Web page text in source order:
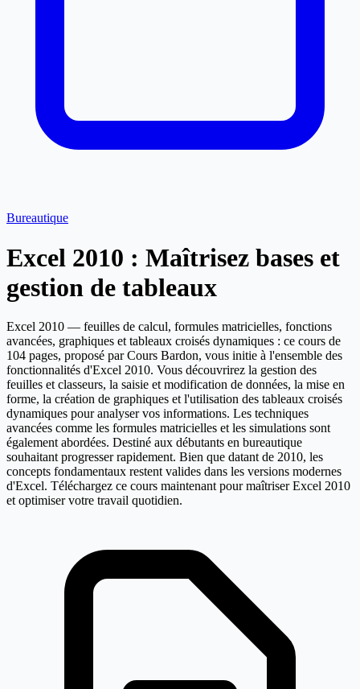
Bureautique
Excel 2010 : Maîtrisez bases et
gestion de tableaux
Excel 2010 — feuilles de calcul, formules matricielles, fonctions
avancées, graphiques et tableaux croisés dynamiques : ce cours de
104 pages, proposé par Cours Bardon, vous initie à l'ensemble des
fonctionnalités d'Excel 2010. Vous découvrirez la gestion des
feuilles et classeurs, la saisie et modification de données, la mise en
forme, la création de graphiques et l'utilisation des tableaux croisés
dynamiques pour analyser vos informations. Les techniques
avancées comme les formules matricielles et les simulations sont
également abordées. Destiné aux débutants en bureautique
souhaitant progresser rapidement. Bien que datant de 2010, les
concepts fondamentaux restent valides dans les versions modernes
d'Excel. Téléchargez ce cours maintenant pour maîtriser Excel 2010
et optimiser votre travail quotidien.